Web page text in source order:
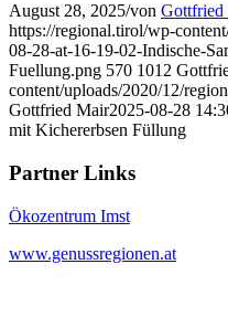
August 28, 2025/von Gottfried
https://regional.tirol/wp-
08-28-at-16-19-02-Indische-
Fuellung.png 570 1012
content/uploads/2020/12/
Gottfried Mair2025-08-28
mit Kichererbsen Füllung
Partner Links
Ökozentrum Imst
www.genussregionen.at